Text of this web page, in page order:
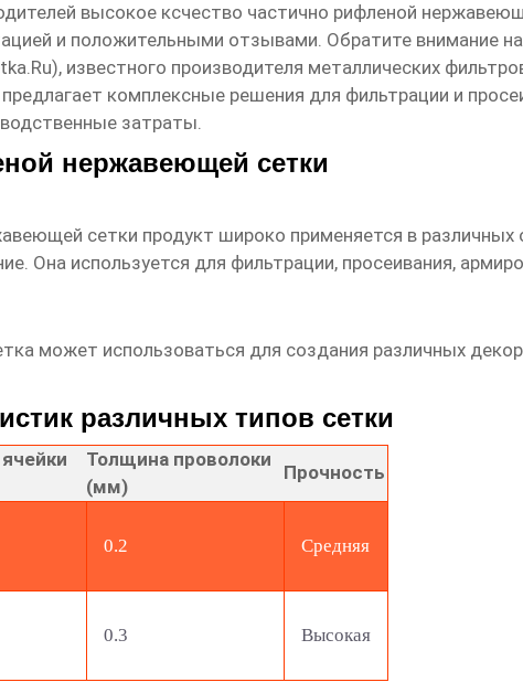
высокое ксчество частично рифленой
и положительными отзывами. Обратите
), известного производителя металлических
предлагает комплексные решения для фильтрации и
затраты.
нержавеющей сетки
сетки продукт широко применяется в
Она используется для фильтрации, просеивания,
может использоваться для создания различных
различных типов сетки
Толщина проволоки
(мм)
Прочность
0.2 Средняя
0.3 Высокая